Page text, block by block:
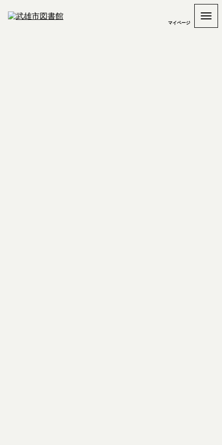
マイページ